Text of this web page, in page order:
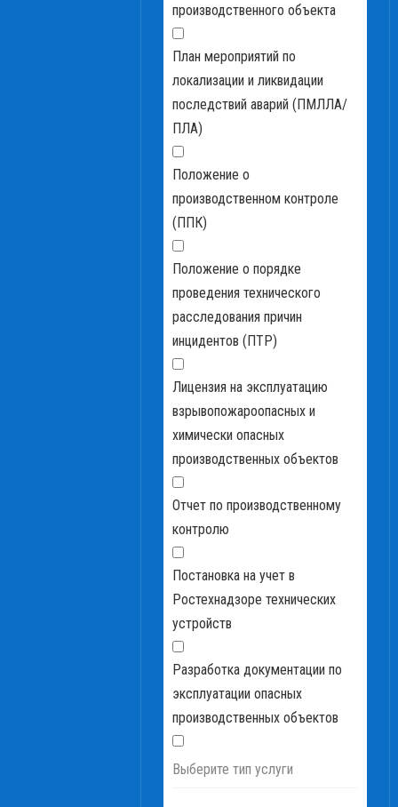
производственного объекта
План мероприятий по
локализации и ликвидации
последствий аварий (ПМЛЛА/
ПЛА)
Положение о
производственном контроле
(ППК)
Положение о порядке
проведения технического
расследования причин
инцидентов (ПТР)
Лицензия на эксплуатацию
взрывопожароопасных и
химически опасных
производственных объектов
Отчет по производственному
контролю
Постановка на учет в
Ростехнадзоре технических
устройств
Разработка документации по
эксплуатации опасных
производственных объектов
Выберите тип услуги